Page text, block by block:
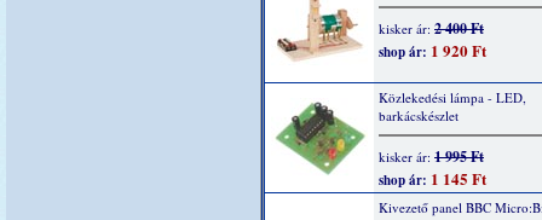
kisker ár: 2 400 Ft
shop ár: 1 920 Ft
Közlekedési lámpa - LED,
barkácskészlet
kisker ár: 1 995 Ft
shop ár: 1 145 Ft
Kivezető panel BBC